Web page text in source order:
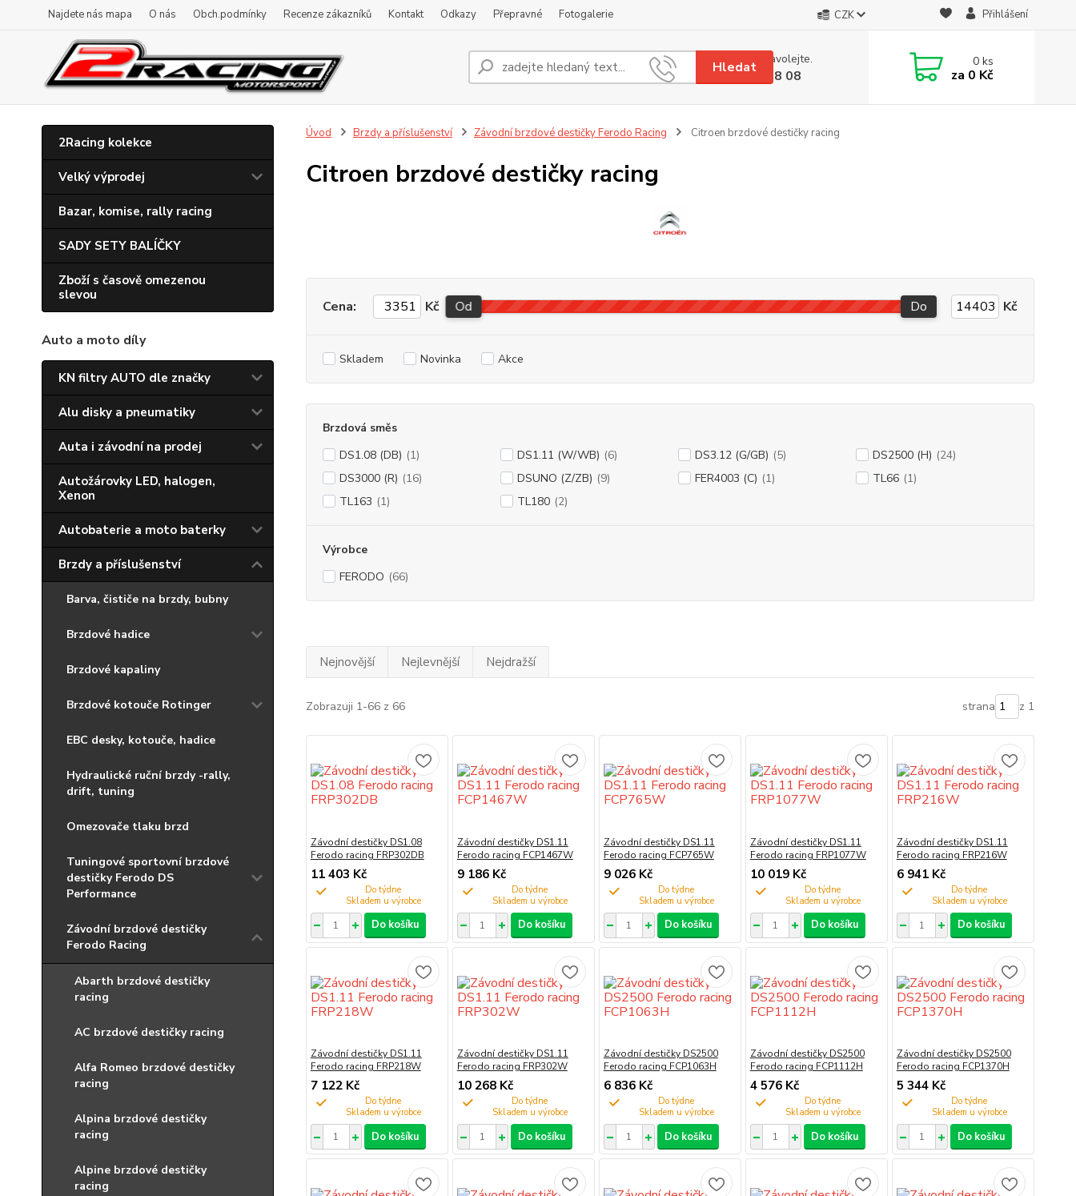
Najdete nás mapa O nás Obch.podmínky Recenze zákazníků Kontakt Odkazy Přepravné Fotogalerie CZK Přihlášení
Hledat
Nevíte si rady? Zavolejte.
+420 608 08 18 08
0ks
za 0 Kč
2Racing kolekce
Velký výprodej
Bazar, komise, rally racing
SADY SETY BALÍČKY
Zboží s časově omezenou
slevou
Auto a moto díly
KN filtry AUTO dle značky
Alu disky a pneumatiky
Auta i závodní na prodej
Autožárovky LED, halogen,
Xenon
Autobaterie a moto baterky
Brzdy a příslušenství
Barva, čističe na brzdy, bubny
Brzdové hadice
Brzdové kapaliny
Brzdové kotouče Rotinger
EBC desky, kotouče, hadice
Hydraulické ruční brzdy -rally,
drift, tuning
Omezovače tlaku brzd
Tuningové sportovní brzdové
destičky Ferodo DS
Performance
Závodní brzdové destičky
Ferodo Racing
Abarth brzdové destičky
racing
AC brzdové destičky racing
Alfa Romeo brzdové destičky
racing
Alpina brzdové destičky
racing
Alpine brzdové destičky
racing
Úvod Brzdy a příslušenství Závodní brzdové destičky Ferodo Racing Citroen brzdové destičky racing
Citroen brzdové destičky racing
Cena: Kč Od Do Kč
Skladem Novinka Akce
Brzdová směs
DS1.08 (DB) (1) DS1.11 (W/WB) (6) DS3.12 (G/GB) (5) DS2500 (H) (24)
DS3000 (R) (16) DSUNO (Z/ZB) (9) FER4003 (C) (1) TL66 (1)
TL163 (1) TL180 (2)
Výrobce
FERODO (66)
Nejnovější Nejlevnější Nejdražší
Zobrazuji 1-66 z 66 strana z 1
Závodní destičky DS1.08
Ferodo racing FRP302DB
11 403 Kč
Do týdne
Do košíku
Závodní destičky DS1.11
Ferodo racing FCP1467W
9 186 Kč
Do týdne
Do košíku
Závodní destičky DS1.11
Ferodo racing FCP765W
9 026 Kč
Do týdne
Do košíku
Závodní destičky DS1.11
Ferodo racing FRP1077W
10 019 Kč
Do týdne
Do košíku
Závodní destičky DS1.11
Ferodo racing FRP216W
6 941 Kč
Do týdne
Do košíku
Závodní destičky DS1.11
Ferodo racing FRP218W
7 122 Kč
Do týdne
Do košíku
Závodní destičky DS1.11
Ferodo racing FRP302W
10 268 Kč
Do týdne
Do košíku
Závodní destičky DS2500
Ferodo racing FCP1063H
6 836 Kč
Do týdne
Do košíku
Závodní destičky DS2500
Ferodo racing FCP1112H
4 576 Kč
Do týdne
Do košíku
Závodní destičky DS2500
Ferodo racing FCP1370H
5 344 Kč
Do týdne
Do košíku